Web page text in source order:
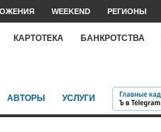
WEEKEND РЕГИОНЫ
КАРТОТЕКА БАНКРОТСТВА
АВТОРЫ УСЛУГИ